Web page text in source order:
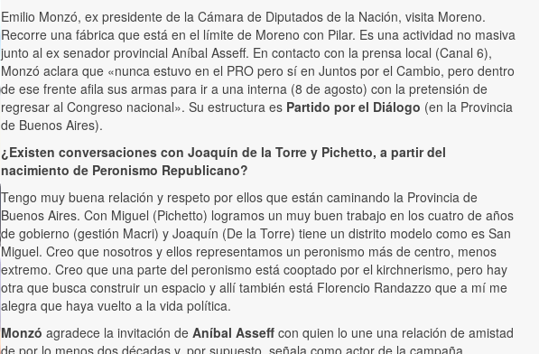
Emilio Monzó, ex presidente de la Cámara de Diputados de la Nación, visita Moreno.
Recorre una fábrica que está en el límite de Moreno con Pilar. Es una actividad no masiva
junto al ex senador provincial Aníbal Asseff. En contacto con la prensa local (Canal 6),
Monzó aclara que «nunca estuvo en el PRO pero sí en Juntos por el Cambio, pero dentro
de ese frente afila sus armas para ir a una interna (8 de agosto) con la pretensión de
regresar al Congreso nacional». Su estructura es Partido por el Diálogo (en la Provincia
de Buenos Aires).
¿Existen conversaciones con Joaquín de la Torre y Pichetto, a partir del
nacimiento de Peronismo Republicano?
Tengo muy buena relación y respeto por ellos que están caminando la Provincia de
Buenos Aires. Con Miguel (Pichetto) logramos un muy buen trabajo en los cuatro de años
de gobierno (gestión Macri) y Joaquín (De la Torre) tiene un distrito modelo como es San
Miguel. Creo que nosotros y ellos representamos un peronismo más de centro, menos
extremo. Creo que una parte del peronismo está cooptado por el kirchnerismo, pero hay
otra que busca construir un espacio y allí también está Florencio Randazzo que a mí me
alegra que haya vuelto a la vida política.
Monzó agradece la invitación de Aníbal Asseff con quien lo une una relación de amistad